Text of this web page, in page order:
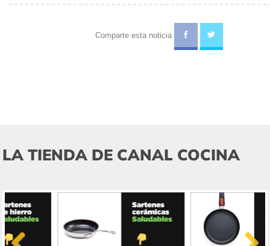
Comparte esta noticia
LA TIENDA DE CANAL COCINA